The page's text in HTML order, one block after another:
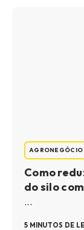
AGRONEGÓCIO
Como
do silo
...
5 MINUTOS DE